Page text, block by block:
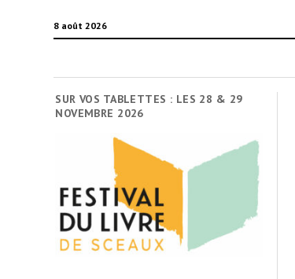
8 août 2026
SUR VOS TABLETTES : LES 28 & 29
NOVEMBRE 2026